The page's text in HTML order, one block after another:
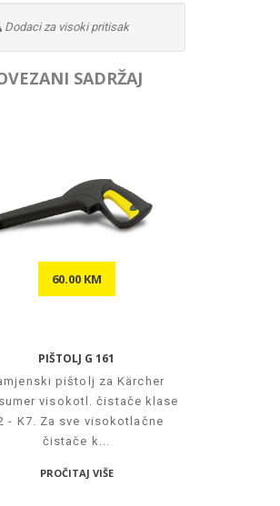
Dodaci za visoki pritisak
SADRŽAJ
60.00 KM
PIŠTOLJ G 161
pištolj za Kärcher
visokotl. čistače klase
- K7. Za sve visokotlačne
čistače k...
PROČITAJ VIŠE